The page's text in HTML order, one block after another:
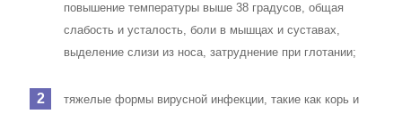
повышение температуры выше 38 градусов, общая
слабость и усталость, боли в мышцах и суставах,
выделение слизи из носа, затруднение при глотании;
тяжелые формы вирусной инфекции, такие как корь и